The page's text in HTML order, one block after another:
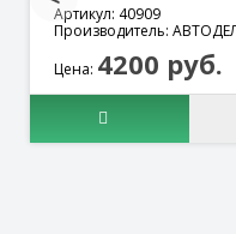
Артикул: 40909
Производитель:
Цена: 4200 руб.